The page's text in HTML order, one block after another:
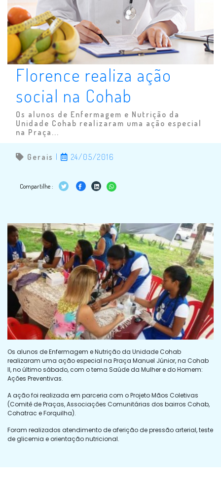
Florence realiza ação
social na Cohab
Os alunos de Enfermagem e Nutrição da
Unidade Cohab realizaram uma ação especial
na Praça...
Gerais 24/05/2016
Compartilhe :
Os alunos de Enfermagem e Nutrição da Unidade Cohab
realizaram uma ação especial na Praça Manuel Júnior, na Cohab
ll, no último sábado, com o tema Saúde da Mulher e do Homem:
Ações Preventivas.
A ação foi realizada em parceria com o Projeto Mãos Coletivas
(Comitê de Praças, Associações Comunitárias dos bairros Cohab,
Cohatrac e Forquilha).
Foram realizados atendimento de aferição de pressão arterial, teste
de glicemia e orientação nutricional.